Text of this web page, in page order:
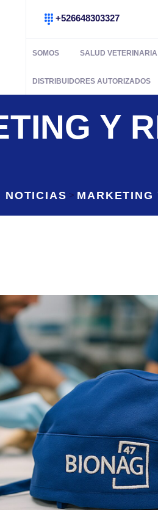
+526648303327
SOMOS SALUD VETERINARIA
DISTRIBUIDORES AUTORIZADOS
Y
NOTICIAS > MARKETING